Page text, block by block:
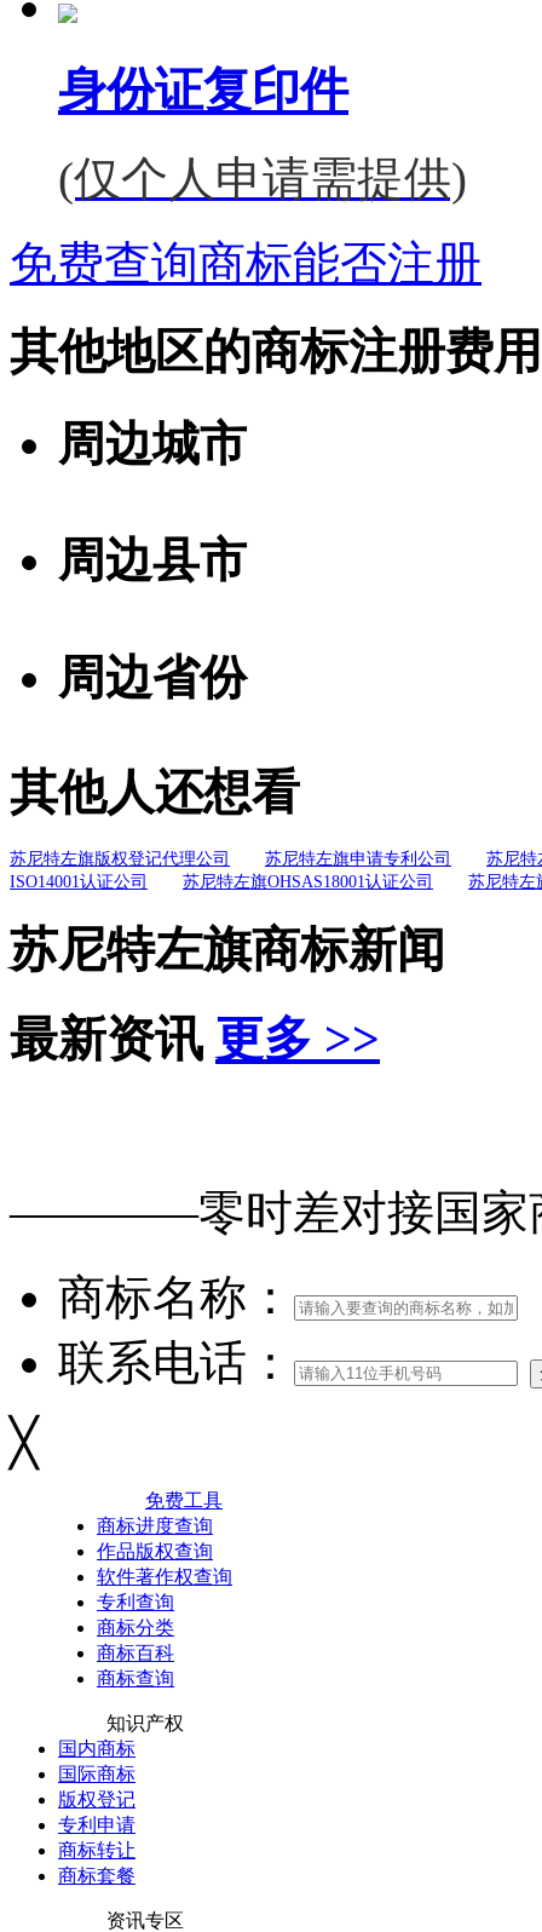
身份证复印件
(仅个人申请需提供)
免费查询商标能否注册
其他地区的商标注册费用
周边城市
周边县市
周边省份
其他人还想看
苏尼特左旗版权登记代理公司 苏尼特左旗申请专利公司
苏尼特
ISO14001认证公司
苏尼特左旗OHSAS18001认证公司 苏尼特左
苏尼特左旗商标新闻
最新资讯 更多 >>
————零时差对接国
商标名称：
联系电话：
╳
免费工具
商标进度查询
作品版权查询
软件著作权查询
专利查询
商标分类
商标百科
商标查询
知识产权
国内商标
国际商标
版权登记
专利申请
商标转让
商标套餐
资讯专区